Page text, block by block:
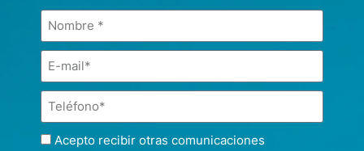
Acepto recibir otras comunicaciones